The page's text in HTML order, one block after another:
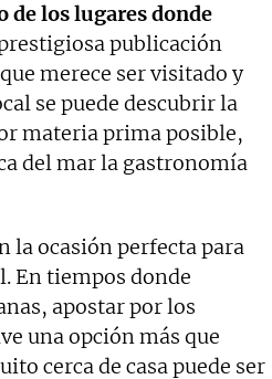
de los lugares donde
publicación
merece ser visitado y
se puede descubrir la
materia prima posible,
del mar la gastronomía
la ocasión perfecta para
En tiempos donde
apostar por los
una opción más que
cerca de casa puede ser